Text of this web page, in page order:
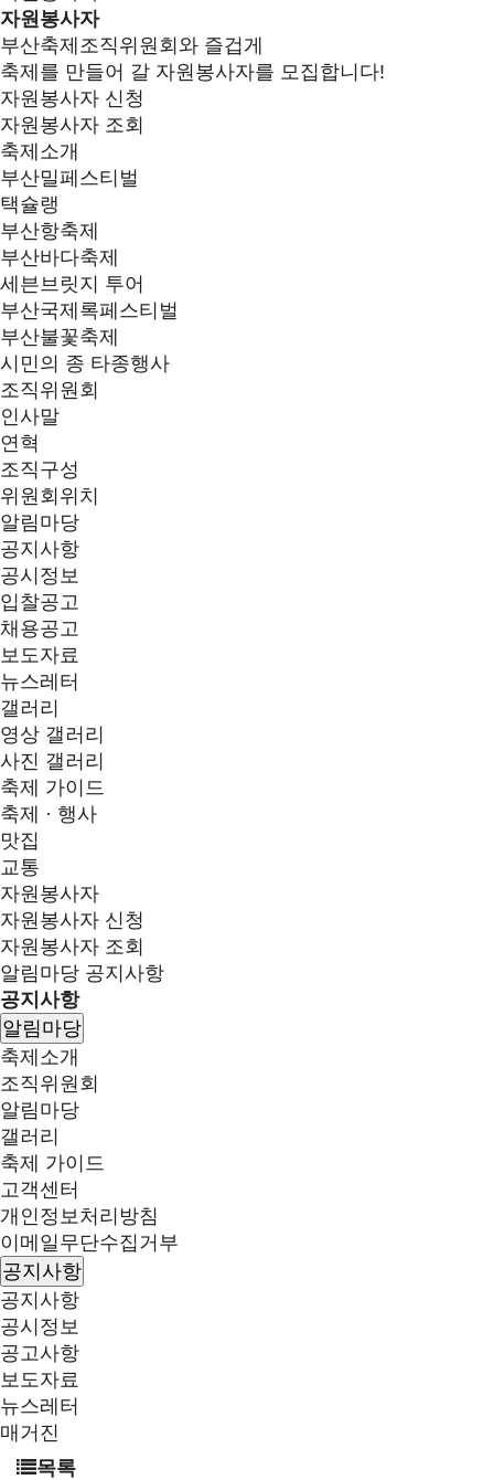
자원봉사자
부산축제조직위원회와 즐겁게
축제를 만들어 갈 자원봉사자를 모집합니다!
자원봉사자 신청
자원봉사자 조회
축제소개
부산밀페스티벌
택슐랭
부산항축제
부산바다축제
세븐브릿지 투어
부산국제록페스티벌
부산불꽃축제
시민의 종 타종행사
조직위원회
인사말
연혁
조직구성
위원회위치
알림마당
공지사항
공시정보
입찰공고
채용공고
보도자료
뉴스레터
갤러리
영상 갤러리
사진 갤러리
축제 가이드
축제 · 행사
맛집
교통
자원봉사자
자원봉사자 신청
자원봉사자 조회
알림마당 공지사항
공지사항
알림마당
축제소개
조직위원회
알림마당
갤러리
축제 가이드
고객센터
개인정보처리방침
이메일무단수집거부
공지사항
공지사항
공시정보
공고사항
보도자료
뉴스레터
매거진
목록